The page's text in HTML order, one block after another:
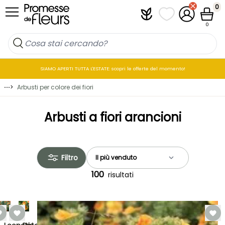
Salta al contenuto PlantfitI miei elenchi di
Il mio
0
0
SIAMO APERTI TUTTA L'ESTATE: scopri le offerte del momento!
⋯> Arbusti per colore dei fiori
Arbusti a fiori arancioni
Filtro
100 risultati